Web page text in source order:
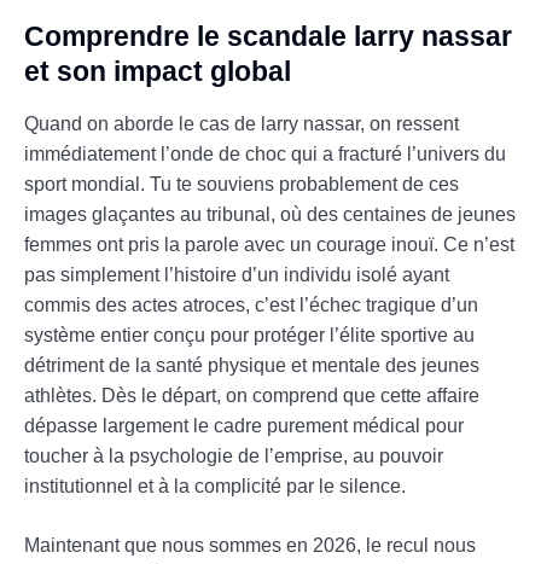
Comprendre le scandale larry nassar
et son impact global
Quand on aborde le cas de larry nassar, on ressent
immédiatement l’onde de choc qui a fracturé l’univers du
sport mondial. Tu te souviens probablement de ces
images glaçantes au tribunal, où des centaines de jeunes
femmes ont pris la parole avec un courage inouï. Ce n’est
pas simplement l’histoire d’un individu isolé ayant
commis des actes atroces, c’est l’échec tragique d’un
système entier conçu pour protéger l’élite sportive au
détriment de la santé physique et mentale des jeunes
athlètes. Dès le départ, on comprend que cette affaire
dépasse largement le cadre purement médical pour
toucher à la psychologie de l’emprise, au pouvoir
institutionnel et à la complicité par le silence.
Maintenant que nous sommes en 2026, le recul nous